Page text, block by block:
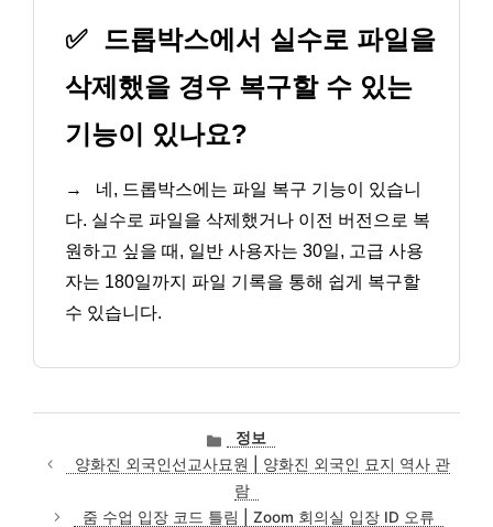
✅ 드롭박스에서 실수로 파일을
삭제했을 경우 복구할 수 있는
기능이 있나요?
→
네, 드롭박스에는 파일 복구 기능이 있습니
다. 실수로 파일을 삭제했거나 이전 버전으로 복
원하고 싶을 때, 일반 사용자는 30일, 고급 사용
자는 180일까지 파일 기록을 통해 쉽게 복구할
수 있습니다.
카
테
고
리
정보
양화진 외국인선교사묘원 | 양화진 외국인 묘지 역사 관
람
줌 수업 입장 코드 틀림 | Zoom 회의실 입장 ID 오류